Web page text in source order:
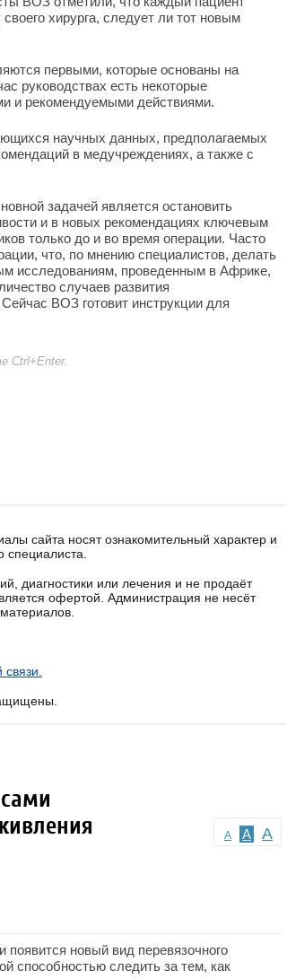
хирурга, следует ли тот новым
первыми, которые основаны на
руководствах есть некоторые
и рекомендуемыми действиями.
научных данных, предполагаемых
в медучреждениях, а также с
задачей является остановить
и в новых рекомендациях ключевым
только до и во время операции. Часто
что, по мнению специалистов, делать
исследованиям, проведенным в Африке,
случаев развития
ВОЗ готовит инструкции для
Ctrl+Enter.
сайта носят ознакомительный характер и
диагностики или лечения и не продаёт
офертой. Администрация не несёт
A A A
новый вид перевязочного
способностью следить за тем, как